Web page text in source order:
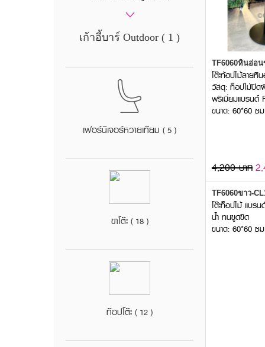
เก้าอี้บาร์ Outdoor ( 1 )
เฟอร์นิเจอร์หวายเทียม( 5 )
ขาโต๊ะ ( 18 )
ท๊อปโต๊ะ( 12 )
TF6060หินอ่อน
โต๊ะท้ฮปไม้ลายหิ
วัสดุ: ท็อปไม้ปิด
พรีเมี่ยมแบรนด์
ขนาด: 60*60 ซ
4,200 บาท
TF6060ขาว-
โต๊ะท็อปไม้ แบร
น้ำ ทนขูดขีด
ขนาด: 60*60 ซ